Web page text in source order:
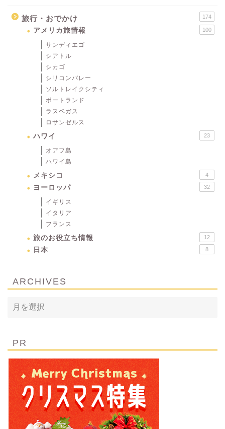
旅行・おでかけ 174
アメリカ旅情報 100
サンディエゴ
シアトル
シカゴ
シリコンバレー
ソルトレイクシティ
ポートランド
ラスベガス
ロサンゼルス
ハワイ 23
オアフ島
ハワイ島
メキシコ 4
ヨーロッパ 32
イギリス
イタリア
フランス
旅のお役立ち情報 12
日本 8
ARCHIVES
PR